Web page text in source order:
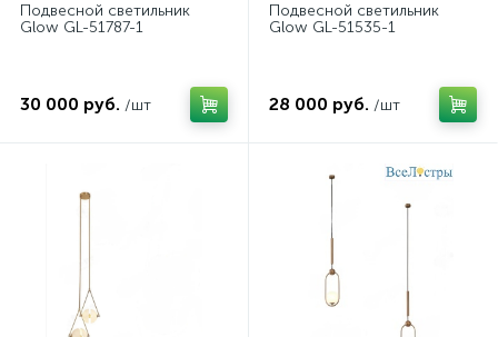
Подвесной светильник
Glow GL-51787-1
30 000 руб. /шт
Подвесной светильник
Glow GL-51535-1
28 000 руб. /шт